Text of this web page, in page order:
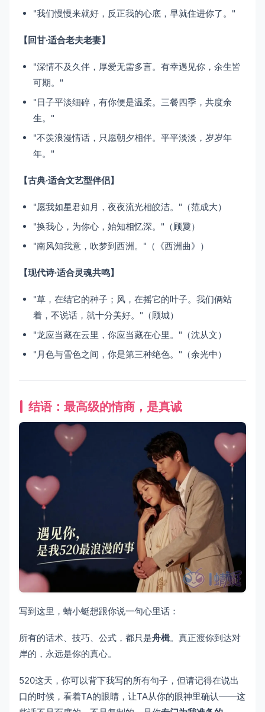
"我们慢慢来就好，反正我的心底，早就住进你了。"
【回甘·适合老夫老妻】
"深情不及久伴，厚爱无需多言。有幸遇见你，余生皆
可期。"
"日子平淡细碎，有你便是温柔。三餐四季，共度余
生。"
"不羡浪漫情话，只愿朝夕相伴。平平淡淡，岁岁年
年。"
【古典·适合文艺型伴侣】
"愿我如星君如月，夜夜流光相皎洁。"（范成大）
"换我心，为你心，始知相忆深。"（顾夐）
"南风知我意，吹梦到西洲。"（《西洲曲》）
【现代诗·适合灵魂共鸣】
"草，在结它的种子；风，在摇它的叶子。我们俩站
着，不说话，就十分美好。"（顾城）
"龙应当藏在云里，你应当藏在心里。"（沈从文）
"月色与雪色之间，你是第三种绝色。"（余光中）
结语：最高级的情商，是真诚
写到这里，蜻小蜓想跟你说一句心里话：
所有的话术、技巧、公式，都只是舟楫。真正渡你到达对
岸的，永远是你的真心。
520这天，你可以背下我写的所有句子，但请记得在说出
口的时候，看着TA的眼睛，让TA从你的眼神里确认——这